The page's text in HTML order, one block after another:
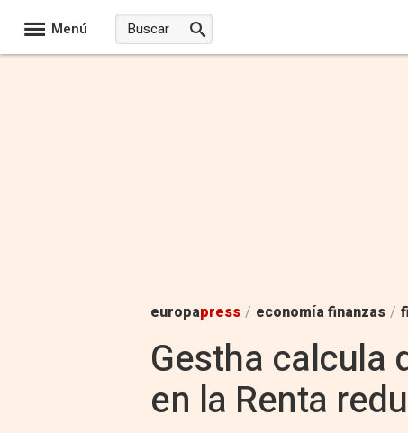
Menú
europapress / economía finanzas /
Gestha calcula
en la Renta